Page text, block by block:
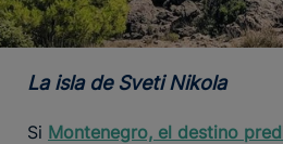
La isla de Sveti Nikola
Si Montenegro, el destino